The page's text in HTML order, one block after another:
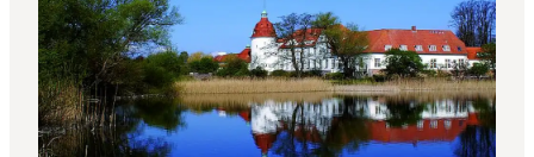
Events
Übernachtung
Plane deine Reise
Booking